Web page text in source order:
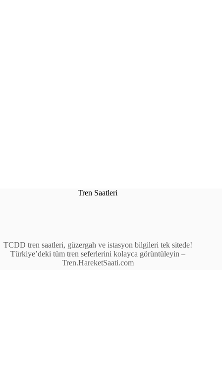
Tren Saatleri
TCDD tren saatleri, güzergah ve istasyon bilgileri tek sitede!
Türkiye’deki tüm tren seferlerini kolayca görüntüleyin –
Tren.HareketSaati.com